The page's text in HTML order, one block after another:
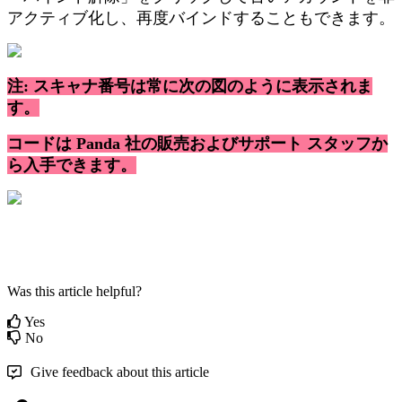
アク テ ィ ブ化 し 、 再度バイ ン ドする こ と もでき ま す。
注: スキャナ番号は常に次の図のよ う に表示されま
す。
コー ドは Panda 社の販売およびサポー ト スタ ッ フか
ら 入手でき ます。
Was this article helpful?
Yes
No
Give feedback about this article